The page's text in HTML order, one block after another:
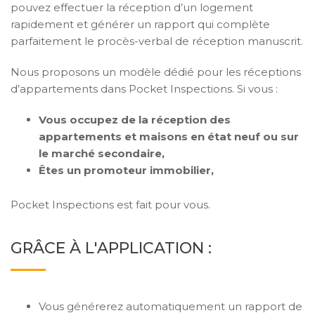
pouvez effectuer la réception d’un logement
rapidement et générer un rapport qui complète
parfaitement le procès-verbal de réception manuscrit.
Nous proposons un modèle dédié pour les réceptions
d’appartements dans Pocket Inspections. Si vous :
Vous occupez de la réception des
appartements et maisons en état neuf ou sur
le marché secondaire,
Êtes un promoteur immobilier,
Pocket Inspections est fait pour vous.
GRÂCE À L'APPLICATION :
Vous générerez automatiquement un rapport de